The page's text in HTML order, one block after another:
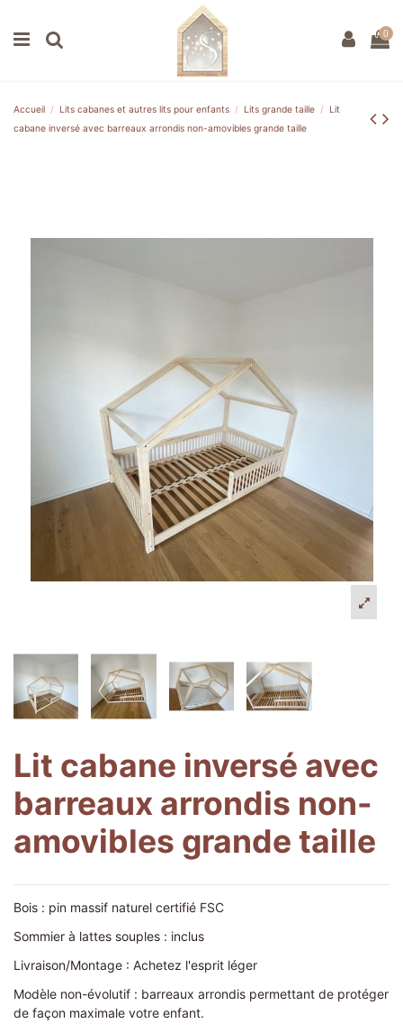
0
Accueil Lits cabanes et autres lits pour enfants Lits grande taille
Lit
cabane inversé avec barreaux arrondis non-amovibles grande taille
Lit cabane inversé avec
barreaux arrondis non-
amovibles grande taille
Bois : pin massif naturel certifié FSC
Sommier à lattes souples : inclus
Livraison/Montage : Achetez l'esprit léger
Modèle non-évolutif : barreaux arrondis permettant de protéger
de façon maximale votre enfant.